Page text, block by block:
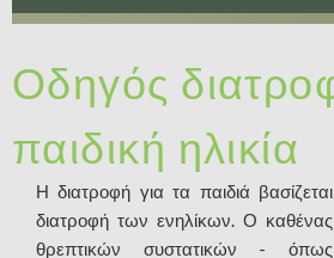
Οδηγός
παιδική ηλικία
Η διατροφή για τα παιδιά
διατροφή των ενηλίκων. Ο καθένας
θρεπτικών συστατικών - όπως